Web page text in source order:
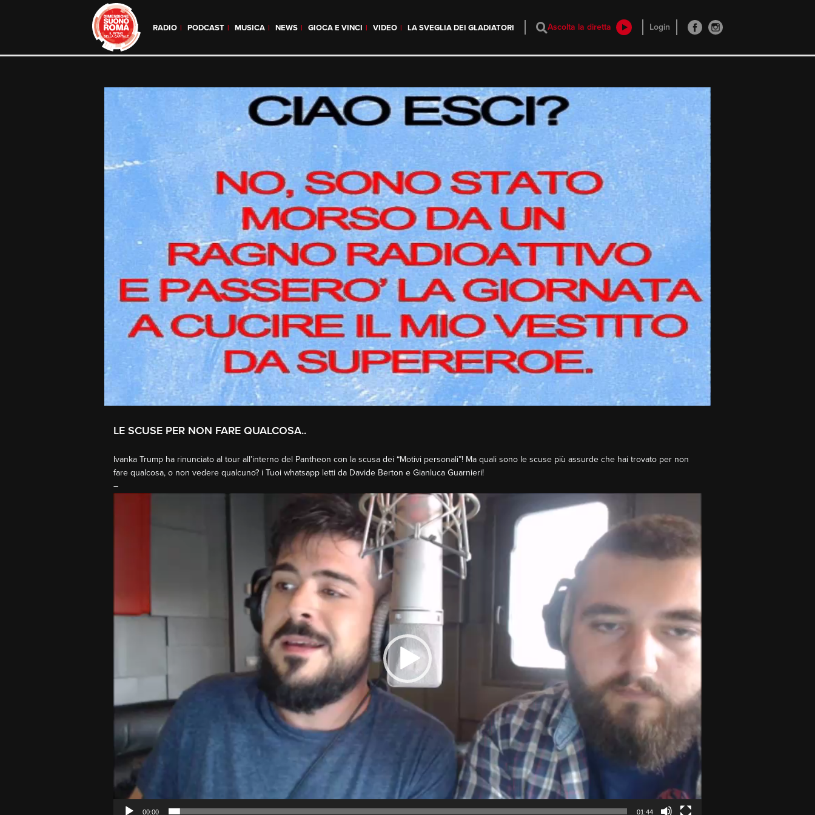
RADIO PODCAST MUSICA NEWS GIOCA E VINCI VIDEO LA SVEGLIA DEI GLADIATORI Ascolta la diretta Login
LE SCUSE PER NON FARE QUALCOSA..
Ivanka Trump ha rinunciato al tour all’interno del Pantheon con la scusa dei “Motivi personali”! Ma quali sono le scuse più assurde che hai trovato per non
fare qualcosa, o non vedere qualcuno? i Tuoi whatsapp letti da Davide Berton e Gianluca Guarnieri!
–
00:00 01:44